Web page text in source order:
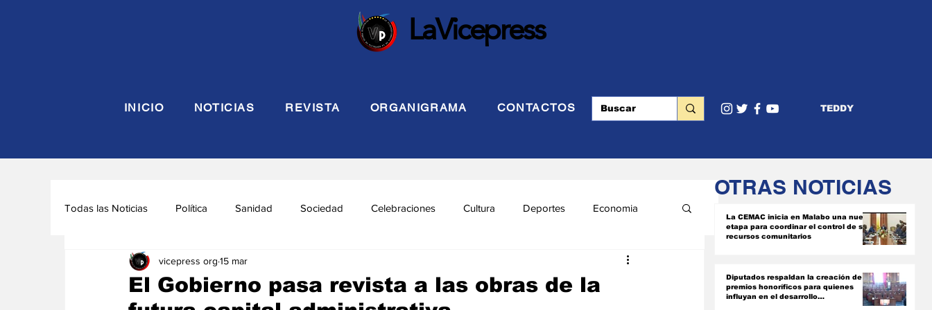
LaVicepress
INICIO NOTICIAS REVISTA ORGANIGRAMA CONTACTOS TEDDY
Todas las Noticias Política Sanidad Sociedad Celebraciones Cultura Deportes Economia
Seguridad y Defensa Turismo INTERIOR
El Gobierno pasa revista a las obras de la
vicepress org 15 mar
OTRAS NOTICIAS
La CEMAC inicia en Malabo una nueva
etapa para coordinar el control de sus
recursos comunitarios
Diputados respaldan la creación de
premios honoríficos para quienes
influyan en el desarrollo